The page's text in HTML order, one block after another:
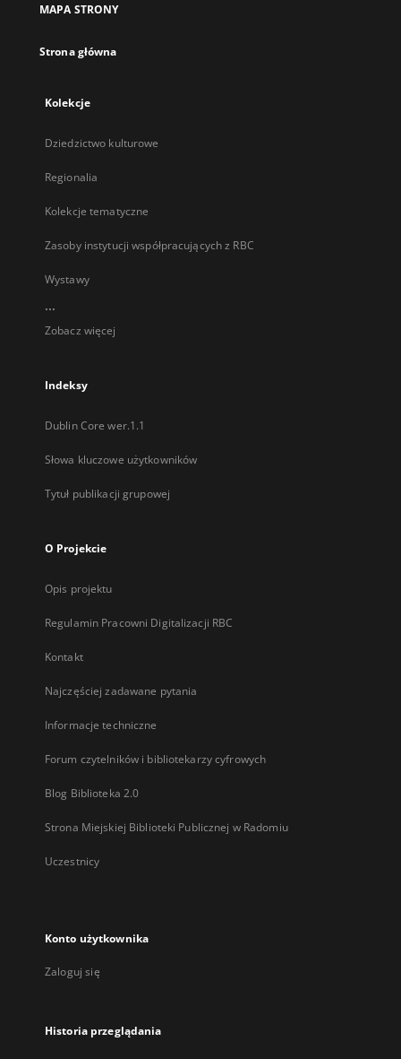
karcie
MAPA STRONY
Strona główna
Kolekcje
Dziedzictwo kulturowe
Regionalia
Kolekcje tematyczne
Zasoby instytucji współpracujących z RBC
Wystawy
...
Zobacz więcej
Indeksy
Dublin Core wer.1.1
Słowa kluczowe użytkowników
Tytuł publikacji grupowej
O Projekcie
Opis projektu
Regulamin Pracowni Digitalizacji RBC
Kontakt
Najczęściej zadawane pytania
Informacje techniczne
Forum czytelników i bibliotekarzy cyfrowych
Blog Biblioteka 2.0
Strona Miejskiej Biblioteki Publicznej w Radomiu
Uczestnicy
Konto użytkownika
Zaloguj się
Historia przeglądania